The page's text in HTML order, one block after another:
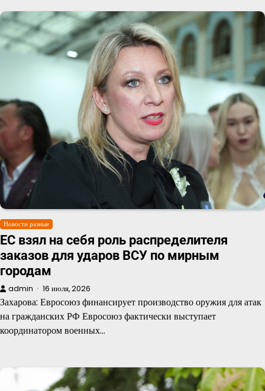
Новости разные
ЕС взял на себя роль распределителя
заказов для ударов ВСУ по мирным
городам
admin 16 июля, 2026
Захарова: Евросоюз финансирует производство оружия для атак
на гражданских РФ Евросоюз фактически выступает
координатором военных…